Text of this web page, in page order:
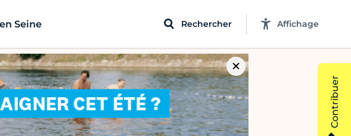
Seine Rechercher Affichage
Contribuer